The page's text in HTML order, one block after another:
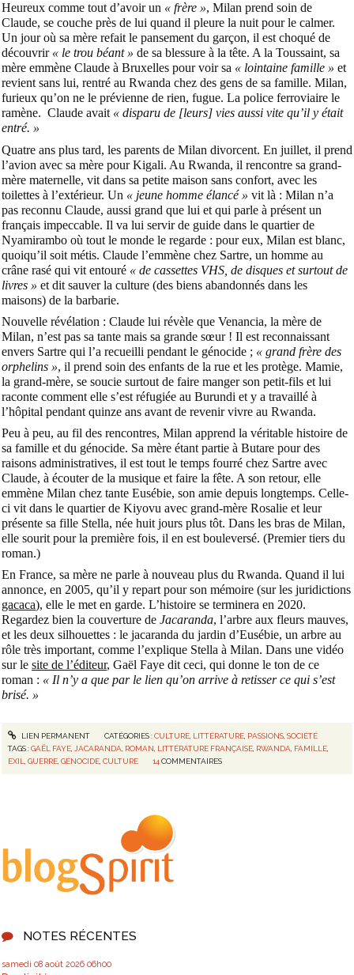
NOTES RÉCENTES
samedi 08 août 2026 06h00
Heureux comme tout d’avoir un « frère », Milan prend soin de
Claude, se couche près de lui quand il pleure la nuit pour le calmer.
Un jour où sa mère refait le pansement du garçon, il est choqué de
découvrir « le trou béant » de sa blessure à la tête. A la Toussaint, sa
mère emmène Claude à Bruxelles pour voir sa « lointaine famille » et
revient sans lui, rentré au Rwanda chez des gens de sa famille. Milan,
furieux qu’on ne le prévienne de rien, fugue. La police ferroviaire le
ramène. Claude avait « disparu de [leurs] vies aussi vite qu’il y était
entré. »
Quatre ans plus tard, les parents de Milan divorcent. En juillet, il prend
l’avion avec sa mère pour Kigali. Au Rwanda, il rencontre sa grand-
mère maternelle, vit dans sa petite maison sans confort, avec les
toilettes à l’extérieur. Un « jeune homme élancé » vit là : Milan n’a
pas reconnu Claude, aussi grand que lui et qui parle à présent un
français impeccable. Il va lui servir de guide dans le quartier de
Nyamirambo où tout le monde le regarde : pour eux, Milan est blanc,
quoiqu’il soit métis. Claude l’emmène chez Sartre, un homme au
crâne rasé qui vit entouré « de cassettes VHS, de disques et surtout de
livres » et dit sauver la culture (des biens abandonnés dans les
maisons) de la barbarie.
Nouvelle révélation : Claude lui révèle que Venancia, la mère de
Milan, n’est pas sa tante mais sa grande sœur ! Il est reconnaissant
envers Sartre qui l’a recueilli pendant le génocide ; « grand frère des
orphelins », il prend soin des enfants de la rue et les protège. Mamie,
la grand-mère, se soucie surtout de faire manger son petit-fils et lui
raconte comment elle s’est réfugiée au Burundi et y a travaillé à
l’hôpital pendant quinze ans avant de revenir vivre au Rwanda.
Peu à peu, au fil des rencontres, Milan apprend la véritable histoire de
sa famille et du génocide. Sa mère étant partie à Butare pour des
raisons administratives, il est tout le temps fourré chez Sartre avec
Claude, à écouter de la musique et faire la fête. A son retour, elle
emmène Milan chez tante Eusébie, son amie depuis longtemps. Celle-
ci vit dans le quartier de Kiyovu avec grand-mère Rosalie et leur
présente sa fille Stella, née huit jours plus tôt. Dans les bras de Milan,
elle sourit pour la première fois, il en est bouleversé. (Premier tiers du
roman.)
En France, sa mère ne parle à nouveau plus du Rwanda. Quand il lui
annonce, en 2005, qu’il y repart pour son mémoire (sur les juridictions
gacaca), elle le met en garde. L’histoire se terminera en 2020.
Regardez bien la couverture de Jacaranda, l’arbre aux fleurs mauves,
et les deux silhouettes : le jacaranda du jardin d’Eusébie, un arbre au
rôle très important, comme l’explique Stella à Milan. Dans une vidéo
sur le site de l’éditeur, Gaël Faye dit ceci, qui donne le ton de ce
roman : « Il n’y a que par le lien qu’on arrive à retisser ce qui s’est
brisé. »
LIEN PERMANENT CATÉGORIES :CULTURE, LITTÉRATURE, PASSIONS, SOCIÉTÉ
TAGS :GAËL FAYE JACARANDA ROMAN LITTÉRATURE FRANÇAISE RWANDA FAMILLE
EXIL
,GUERRE ,GÉNOCIDE ,CULTURE 14 COMMENTAIRES